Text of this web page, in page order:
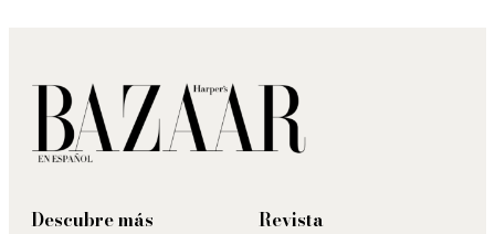
Descubre más
Revista